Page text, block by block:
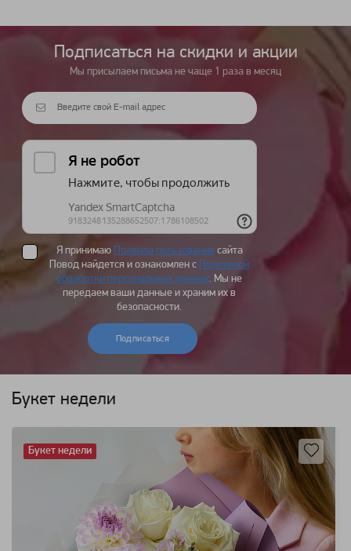
Подписаться на cкидки и акции
Мы присылаем письма не чаще 1 раза в месяц
Я принимаю Правила пользования сайта
Повод найдется и ознакомлен с Политикой
обработки персональных данных. Мы не
передаем ваши данные и храним их в
безопасности.
Подписаться
Букет недели
Букет недели